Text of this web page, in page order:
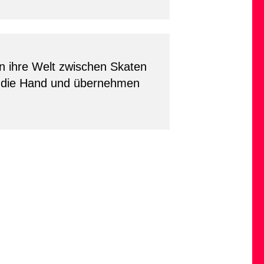
ihre Welt zwischen Skaten
Hand und übernehmen